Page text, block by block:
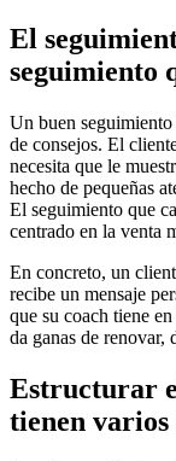
El
seguimiento
Un buen seguimiento
de consejos. El
necesita que le
hecho de pequeñas
El seguimiento que
centrado en la venta
En concreto, un
recibe un mensaje
que su coach tiene
da ganas de renovar,
Estructurar
tienen varios